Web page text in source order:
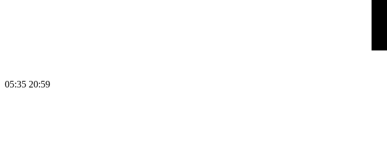
05:35 20:59